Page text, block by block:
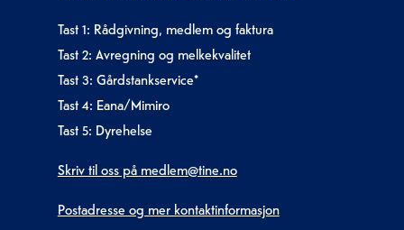
Tast 1: Rådgivning, medlem og faktura
Tast 2: Avregning og melkekvalitet
Tast 3: Gårdstankservice*
Tast 4: Eana/Mimiro
Tast 5: Dyrehelse
Skriv til oss på medlem@tine.no
Postadresse og mer kontaktinformasjon